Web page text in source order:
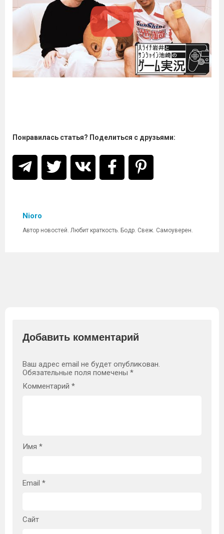
Понравилась статья? Поделиться с друзьями:
Nioro
Автор новостей. Любит краткость. Бодр. Свеж. Самоуверен.
Добавить комментарий
Ваш адрес email не будет опубликован.
Обязательные поля помечены *
Комментарий *
Имя *
Email *
Сайт